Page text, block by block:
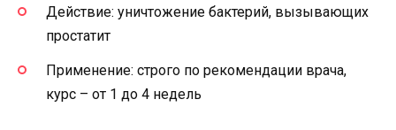
Действие: уничтожение бактерий, вызывающих
простатит
Применение: строго по рекомендации врача,
курс – от 1 до 4 недель